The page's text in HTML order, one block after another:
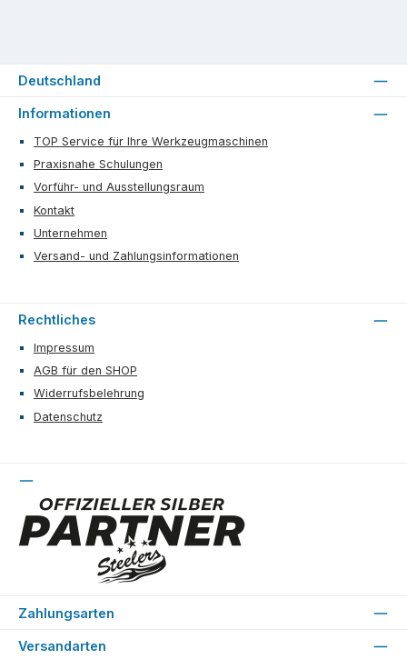
Informationen
TOP Service für Ihre Werkzeugmaschinen
Praxisnahe Schulungen
Vorführ- und Ausstellungsraum
Kontakt
Unternehmen
Versand- und Zahlungsinformationen
Rechtliches
Impressum
AGB für den SHOP
Widerrufsbelehrung
Datenschutz
Zahlungsarten
Versandarten
Deutschland